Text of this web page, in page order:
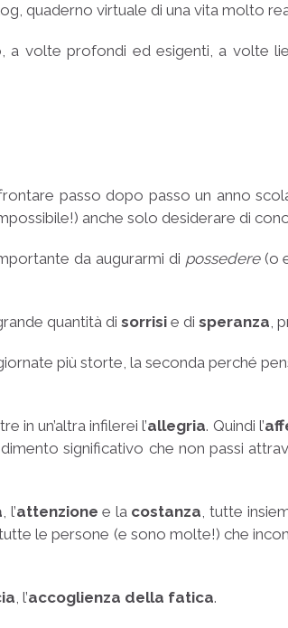
quaderno virtuale di una vita molto
a volte profondi ed esigenti, a volte
passo dopo passo un anno
anche solo desiderare di
da augurarmi di possedere(o
quantità di sorrisi e di speranza,
più storte, la seconda perché
in un’altra infilerei l’allegria. Quindi l’
significativo che non passi
, l’attenzione e la costanza, tutte
le persone (e sono molte!) che
, l’accoglienza della fatica.